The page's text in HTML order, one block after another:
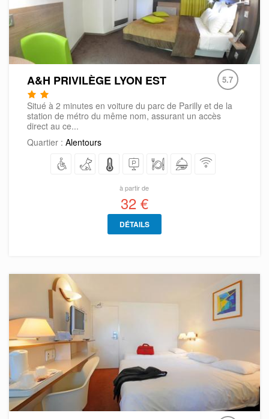
A&H PRIVILÈGE LYON EST 5.7
Situé à 2 minutes en voiture du parc de Parilly et de la
station de métro du même nom, assurant un accès
direct au ce...
Quartier : Alentours
à partir de
32 €
DÉTAILS